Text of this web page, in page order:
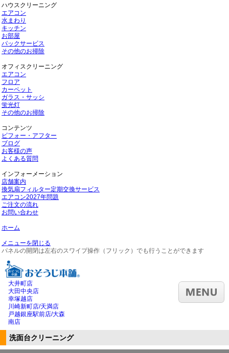
ハウスクリーニング
エアコン
水まわり
キッチン
お部屋
パックサービス
その他のお掃除
オフィスクリーニング
エアコン
フロア
カーペット
ガラス・サッシ
蛍光灯
その他のお掃除
コンテンツ
ビフォー・アフター
ブログ
お客様の声
よくある質問
インフォーメーション
店舗案内
換気扇フィルター定期交換サービス
エアコン2027年問題
ご注文の流れ
お問い合わせ
ホーム
メニューを閉じる
パネルの開閉は左右のスワイプ操作（フリック）でも行うことができます
大井町店
大田中央店
幸塚越店
川崎新町店/天満店
戸越銀座駅前店/大森
南店
洗面台クリーニング